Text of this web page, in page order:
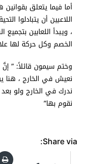
أما فيما يتعلق
اللاعبين أن يتبادلوا
، ويبدأ اللعابين
الخصم وكل حركة لها
وختم سيمون قائلاً: ”
نعيش في الخارج ، هنا
ندرك في الخارج ولو
نقوم بها”
Share via: